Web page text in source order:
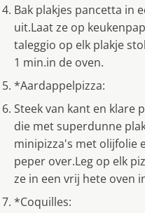
Bak plakjes pancetta in
uit.Laat ze op
taleggio op elk plakje
1 min.in de oven.
*Aardappelpizza:
Steek van kant en klare
die met superdunne
minipizza's met olijfolie
peper over.Leg op elk
ze in een vrij hete oven
*Coquilles: